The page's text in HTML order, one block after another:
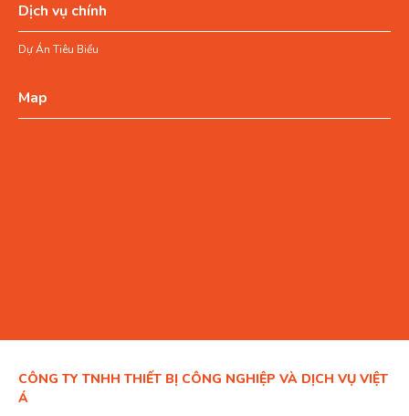
Dịch vụ chính
Dự Án Tiêu Biểu
Map
CÔNG TY TNHH THIẾT BỊ CÔNG NGHIỆP VÀ DỊCH VỤ VIỆT
Á